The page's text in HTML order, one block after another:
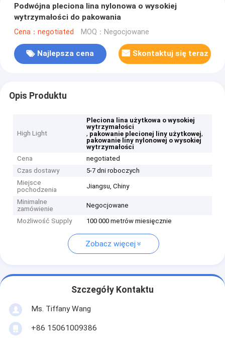
Podwójna pleciona lina nylonowa o wysokiej
wytrzymałości do pakowania
Cena：negotiated MOQ：Negocjowane
Najlepsza cena Skontaktuj się teraz
Opis Produktu
High Light
Pleciona lina użytkowa o wysokiej
wytrzymałości
, pakowanie plecionej liny użytkowej,
pakowanie liny nylonowej o wysokiej
wytrzymałości
Cena
negotiated
Czas dostawy
5-7 dni roboczych
Miejsce
pochodzenia
Jiangsu, Chiny
Minimalne
zamówienie
Negocjowane
Możliwość Supply 100 000 metrów miesięcznie
Zobacz więcej
Szczegóły Kontaktu
Ms. Tiffany Wang
+86 15061009386